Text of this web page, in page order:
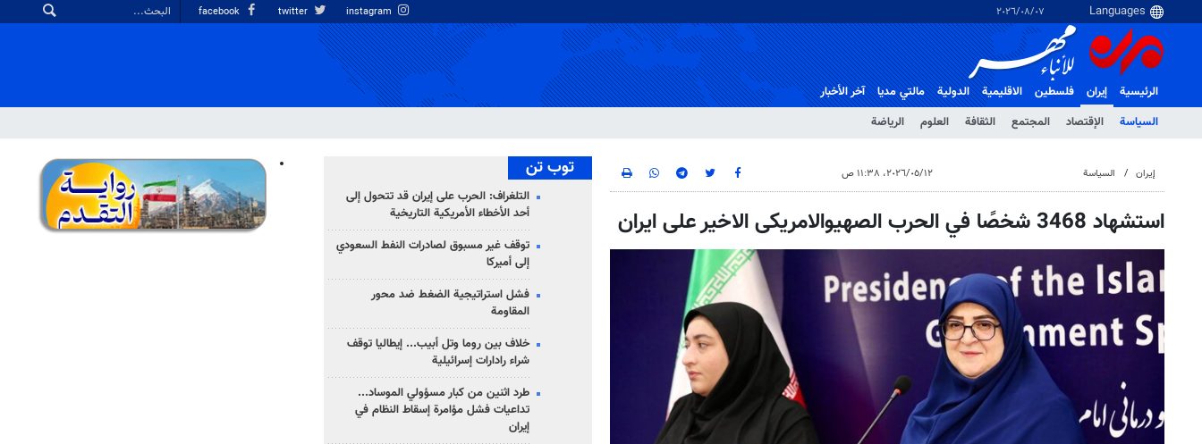
٠٧‏/٠٨‏/٢٠٢٦
الرئيسية
إيران
السياسة
الإقتصاد المجتمع الثقافة العلوم الرياضة
فلسطین الاقلیمیة الدولية مالتي مدیا آخر الأخبار
إيران السياسة ١٢‏/٠٥‏/٢٠٢٦، ١١:٣٨ ص
استشهاد 3468 شخصًا في الحرب الصهیوالامریکی الاخیر على ايران
توب تن
التلغراف: الحرب على إيران قد تتحول إلى
أحد الأخطاء الأمريكية التاريخية
توقف غير مسبوق لصادرات النفط السعودي
إلى أميركا
فشل استراتيجية الضغط ضد محور
المقاومة
خلاف بين روما وتل أبيب... إيطاليا توقف
شراء رادارات إسرائيلية
طرد اثنين من كبار مسؤولي الموساد...
تداعيات فشل مؤامرة إسقاط النظام في
إيران